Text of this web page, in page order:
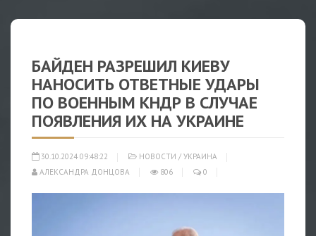
БАЙДЕН РАЗРЕШИЛ КИЕВУ
НАНОСИТЬ ОТВЕТНЫЕ УДАРЫ
ПО ВОЕННЫМ КНДР В СЛУЧАЕ
ПОЯВЛЕНИЯ ИХ НА УКРАИНЕ
30.10.2024 09:48:22 НОВОСТИ / УКРАИНА
АЛЕКСАНДРА ДОНЦОВА
806 0